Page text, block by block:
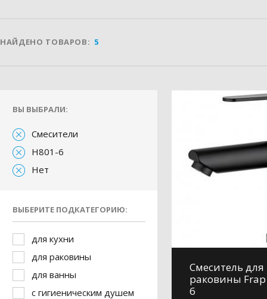
НАЙДЕНО ТОВАРОВ: 5
ВЫ ВЫБРАЛИ:
Смесители
H801-6
Нет
ВЫБЕРИТЕ ПОДКАТЕГОРИЮ:
для кухни
для раковины
для ванны
с гигиеническим душем
Смеситель для
раковины Frap
6